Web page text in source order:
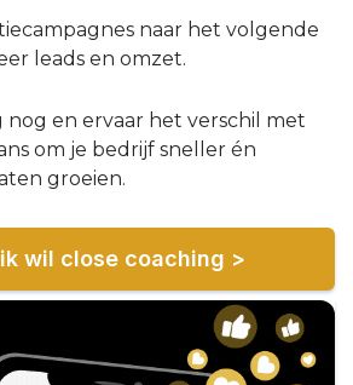
naar het volgende
leads en omzet.
nog en ervaar het verschil met
om je bedrijf sneller én
groeien.
wil close coaching >